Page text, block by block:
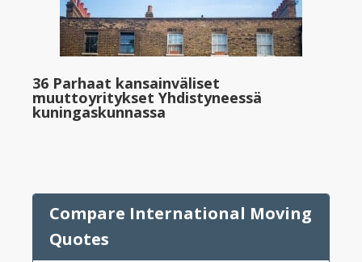
36 Parhaat kansainväliset
muuttoyritykset Yhdistyneessä
kuningaskunnassa